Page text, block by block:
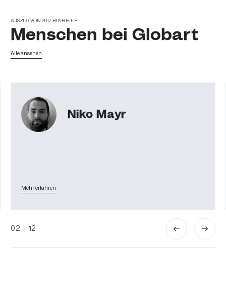
AUSZUG VON 2017 BIS HEUTE
Menschen bei Globart
Alle ansehen
Prof. Heidemarie
Dobner
Mehr erfahren
03 — 12